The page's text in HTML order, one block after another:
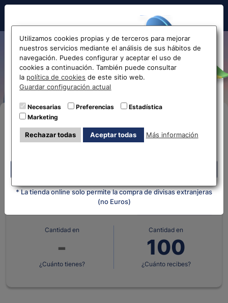
Hola!
Antes de acceder
la web...
Selecciona tu oficina más
cercana
* La tienda online solo permite la compra de divisas extranjeras
(no Euros)
De Euro a Yen Japonés EUR-
JPY
Compra Online
quieres?
Cantidad en
¿Cuánto tienes?
Cantidad en
¿Cuánto recibes?
Utilizamos cookies propias y de terceros para mejorar
nuestros servicios mediante el análisis de sus hábitos de
navegación. Puedes configurar y aceptar el uso de
cookies a continuación. También puede consultar
la política de cookies de este sitio web.
Guardar configuración actual
Necesarias Preferencias
Estadística
Marketing
Rechazar todas Aceptar todas Más información